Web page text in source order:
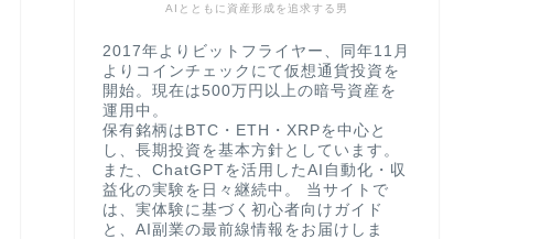
AIとともに資産形成を追求する男
2017年よりビットフライヤー、同年11月
よりコインチェックにて仮想通貨投資を
開始。現在は500万円以上の暗号資産を
運用中。
保有銘柄はBTC・ETH・XRPを中心と
し、長期投資を基本方針としています。
また、ChatGPTを活用したAI自動化・収
益化の実験を日々継続中。 当サイトで
は、実体験に基づく初心者向けガイド
と、AI副業の最前線情報をお届けしま